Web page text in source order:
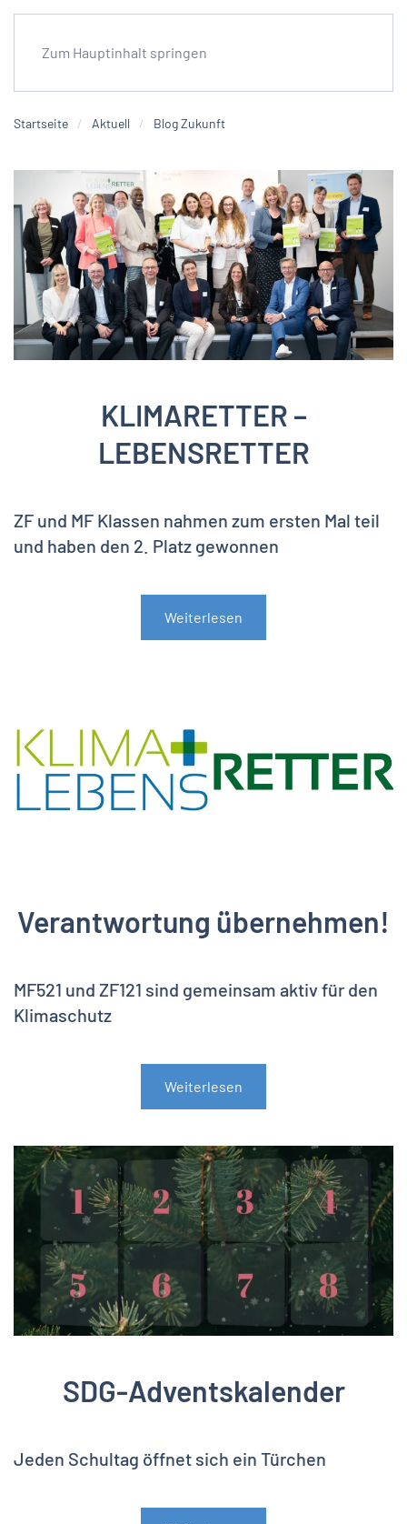
Zum Hauptinhalt springen
Startseite Aktuell Blog Zukunft
KLIMARETTER –
LEBENSRETTER
ZF und MF Klassen nahmen zum ersten Mal teil
und haben den 2. Platz gewonnen
Weiterlesen
Verantwortung übernehmen!
MF521 und ZF121 sind gemeinsam aktiv für den
Klimaschutz
Weiterlesen
SDG-Adventskalender
Jeden Schultag öffnet sich ein Türchen